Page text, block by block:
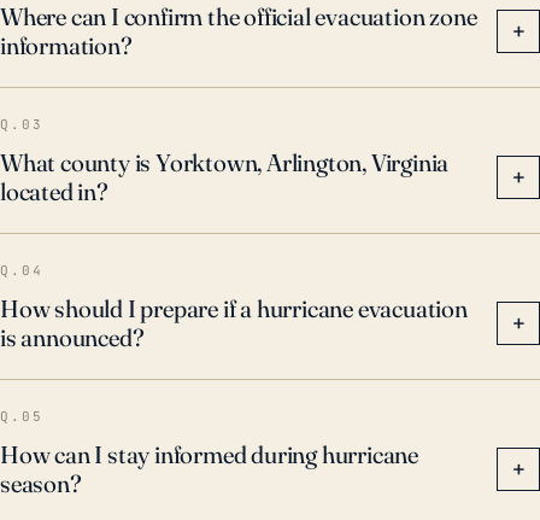
Where can I confirm the official evacuation zone
information?
+
Q.03
What county is Yorktown, Arlington, Virginia
located in?
+
Q.04
How should I prepare if a hurricane evacuation
is announced?
+
Q.05
How can I stay informed during hurricane
season?
+